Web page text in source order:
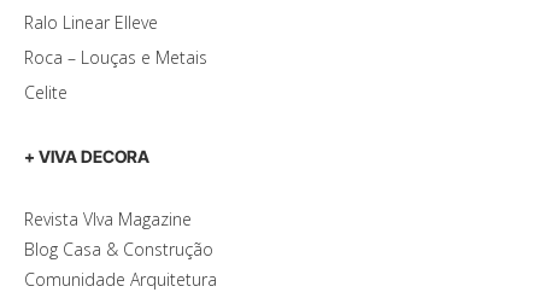
Ralo Linear Elleve
Roca – Louças e Metais
Celite
+ VIVA DECORA
Revista VIva Magazine
Blog Casa & Construção
Comunidade Arquitetura